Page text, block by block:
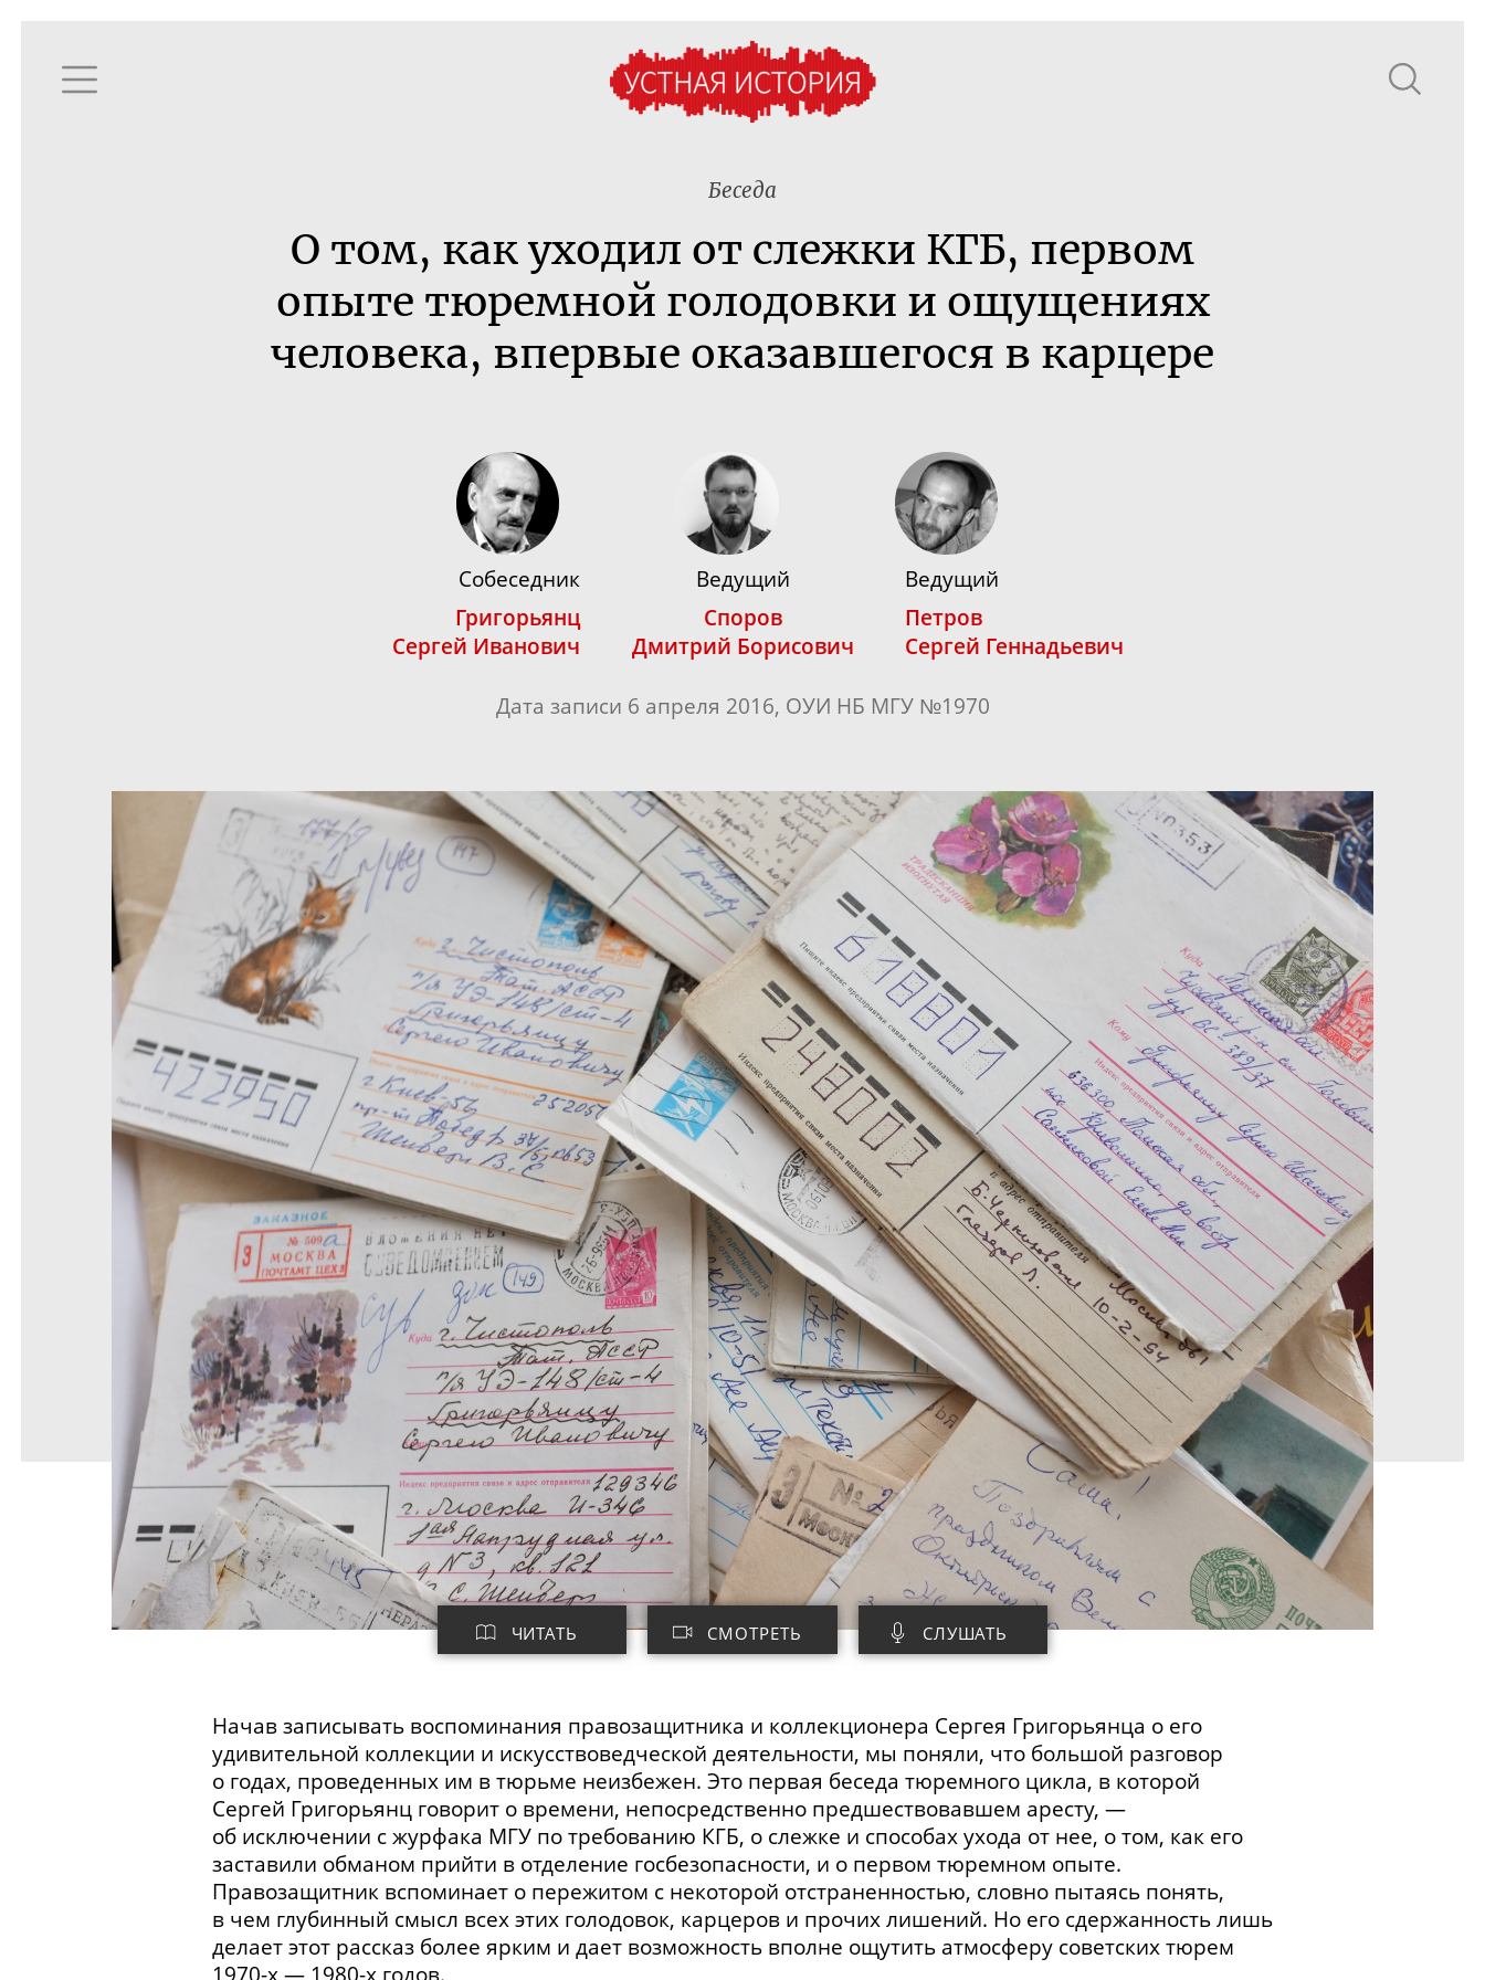
Беседа
О том, как уходил от слежки КГБ, первом
опыте тюремной голодовки и ощущениях
человека, впервые оказавшегося в карцере
Собеседник
Григорьянц
Сергей Иванович
Ведущий
Споров
Дмитрий Борисович
Ведущий
Петров
Сергей Геннадьевич
Дата записи 6 апреля 2016, ОУИ НБ МГУ №1970
ЧИТАТЬ СМОТРЕТЬ СЛУШАТЬ
Начав записывать воспоминания правозащитника и коллекционера Сергея Григорьянца о его
удивительной коллекции и искусствоведческой деятельности, мы поняли, что большой разговор
о годах, проведенных им в тюрьме неизбежен. Это первая беседа тюремного цикла, в которой
Сергей Григорьянц говорит о времени, непосредственно предшествовавшем аресту, —
об исключении с журфака МГУ по требованию КГБ, о слежке и способах ухода от нее, о том, как его
заставили обманом прийти в отделение госбезопасности, и о первом тюремном опыте.
Правозащитник вспоминает о пережитом с некоторой отстраненностью, словно пытаясь понять,
в чем глубинный смысл всех этих голодовок, карцеров и прочих лишений. Но его сдержанность лишь
делает этот рассказ более ярким и дает возможность вполне ощутить атмосферу советских тюрем
1970-х — 1980-х годов.